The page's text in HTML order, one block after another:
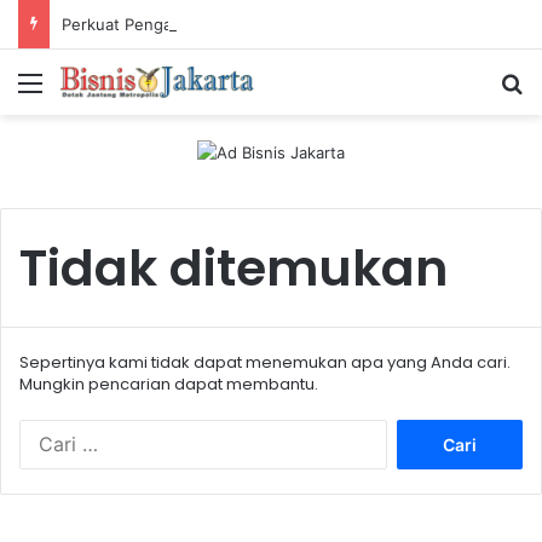
Menu
Tidak ditemukan
Sepertinya kami tidak dapat menemukan apa yang Anda cari.
Mungkin pencarian dapat membantu.